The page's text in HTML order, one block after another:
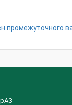
промежуточного